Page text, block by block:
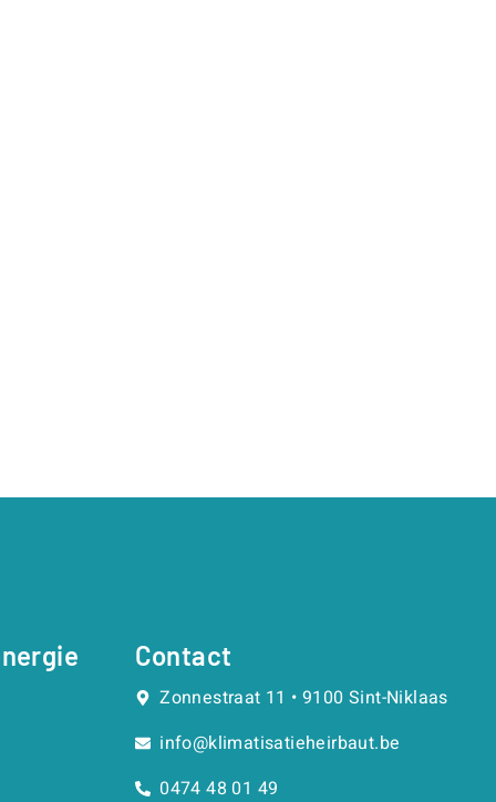
Contact
Zonnestraat 11 • 9100 Sint-Niklaas
info@klimatisatieheirbaut.be
0474 48 01 49